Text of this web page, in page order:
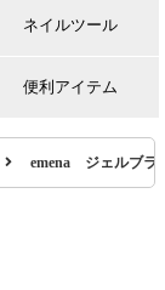
ネイルツール
便利アイテム
emena ジェルブラ